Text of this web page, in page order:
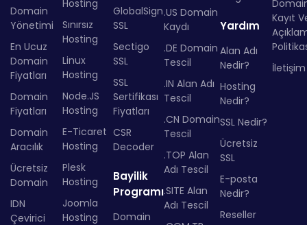
Domain
Yönetimi
En Ucuz
Domain
Fiyatları
Domain
Fiyatları
Domain
Aracılık
Ücretsiz
Domain
IDN
Çevirici
Hosting
Sınırsız
Hosting
Linux
Hosting
Node.JS
Hosting
E-Ticaret
Hosting
Plesk
Hosting
Joomla
Hosting
GlobalSign
SSL
Sectigo
SSL
SSL
Sertifikası
Fiyatları
CSR
Decoder
Bayilik
Programı
Domain
.US Domain
Kaydı
.DE Domain
Tescil
.IN Alan Adı
Tescil
.CN Domain
Tescil
.TOP Alan
Adı Tescil
.SITE Alan
Adı Tescil
Yardım
Alan Adı
Nedir?
Hosting
Nedir?
SSL Nedir?
Ücretsiz
SSL
E-posta
Nedir?
Reseller
Kayıt
İletişim